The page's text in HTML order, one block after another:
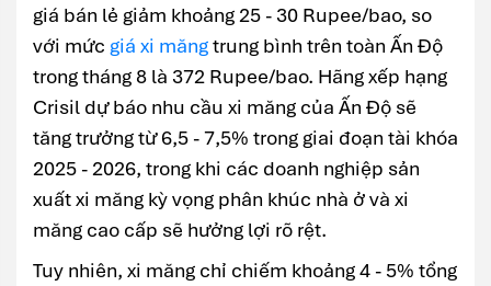
giá bán lẻ giảm khoảng 25 - 30 Rupee/bao, so
với mức giá xi măngtrung bình trên toàn Ấn Độ
trong tháng 8 là 372 Rupee/bao. Hãng xếp hạng
Crisil dự báo nhu cầu xi măng của Ấn Độ sẽ
tăng trưởng từ 6,5 - 7,5% trong giai đoạn tài khóa
2025 - 2026, trong khi các doanh nghiệp sản
xuất xi măng kỳ vọng phân khúc nhà ở và xi
măng cao cấp sẽ hưởng lợi rõ rệt.
Tuy nhiên, xi măng chỉ chiếm khoảng 4 - 5% tổng